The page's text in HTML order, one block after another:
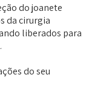
do joanete
da cirurgia
liberados para
do seu